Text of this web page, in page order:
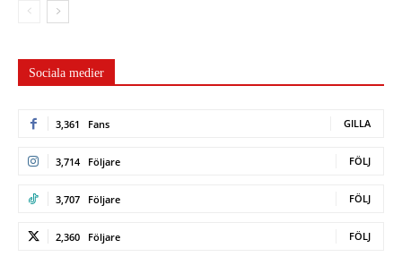
Sociala medier
3,361 Fans GILLA
3,714 Följare FÖLJ
3,707 Följare FÖLJ
2,360 Följare FÖLJ